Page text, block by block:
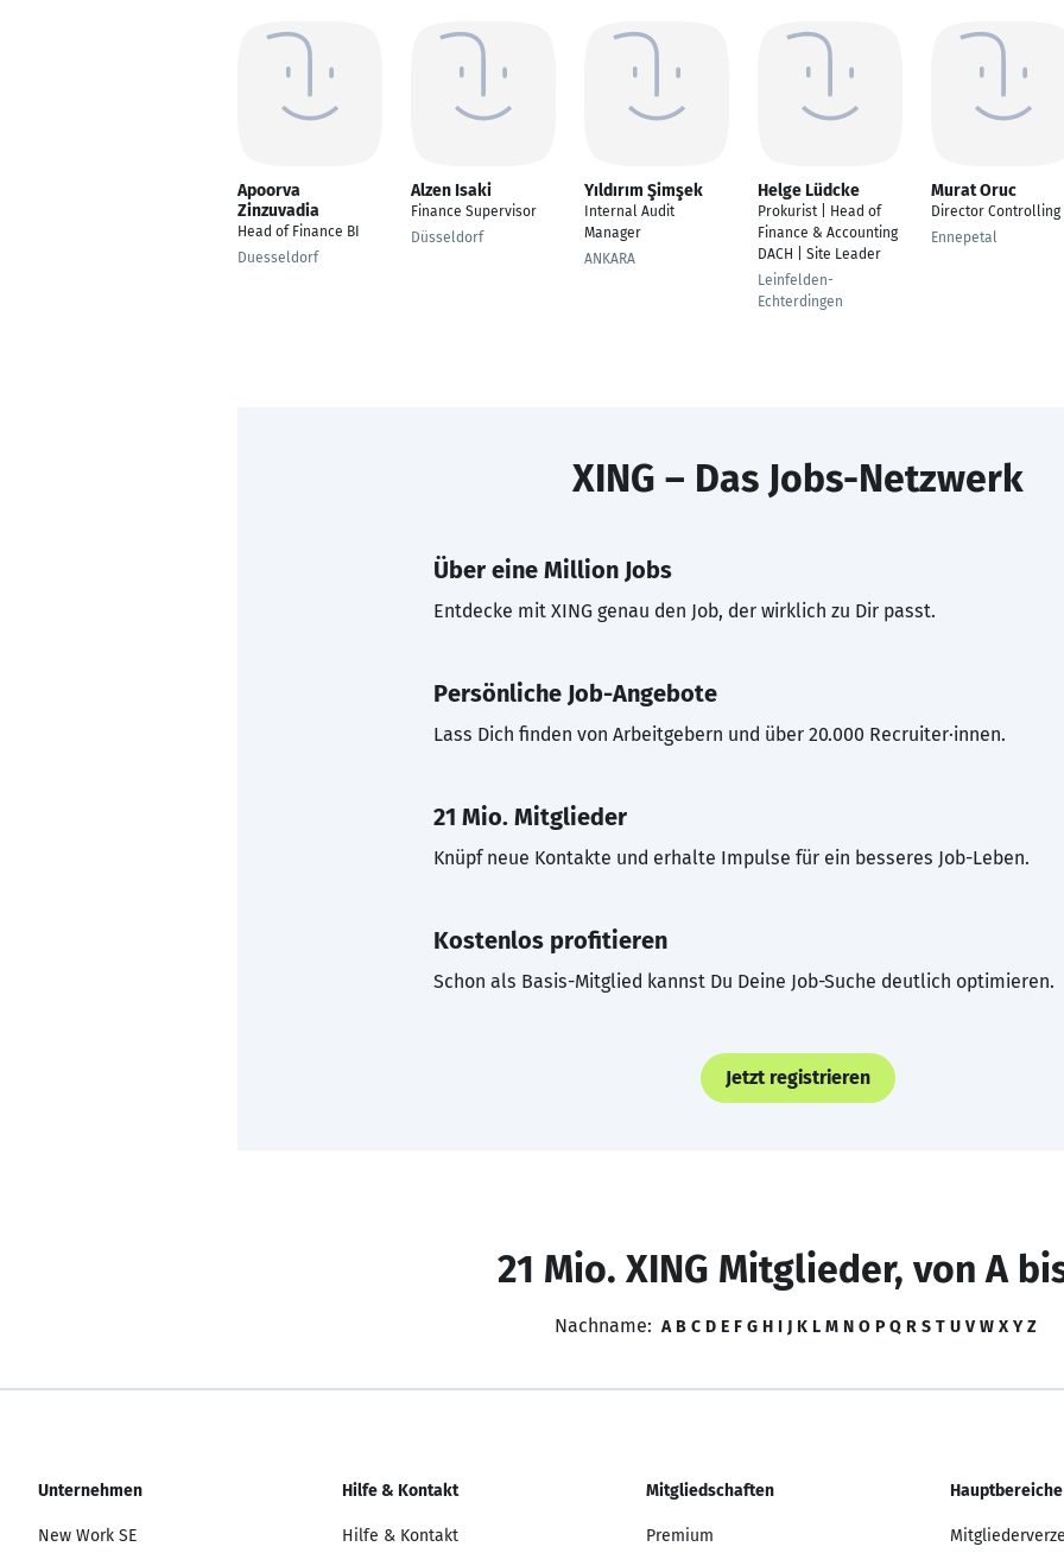
Apoorva
Zinzuvadia
Head of Finance BI
Duesseldorf
Alzen Isaki
Finance Supervisor
Düsseldorf
Yıldırım Şimşek
Internal Audit
Manager
ANKARA
Helge Lüdcke
Prokurist | Head of
Finance & Accounting
DACH | Site Leader
Leinfelden-
Echterdingen
Murat Oruc
Director Controlling
Ennepetal
XING – Das Jobs-Netzwerk
Über eine Million Jobs
Entdecke mit XING genau den Job, der wirklich zu Dir passt.
Persönliche Job-Angebote
Lass Dich finden von Arbeitgebern und über 20.000 Recruiter·innen.
21 Mio. Mitglieder
Knüpf neue Kontakte und erhalte Impulse für ein besseres Job-Leben.
Kostenlos profitieren
Schon als Basis-Mitglied kannst Du Deine Job-Suche deutlich optimieren.
Jetzt registrieren
21 Mio. XING Mitglieder, von A
Nachname: A B C D E F G H I J K L M N O P Q R S T U V W X Y Z
Unternehmen
New Work SE
Hilfe & Kontakt
Hilfe & Kontakt
Mitgliedschaften
Premium
Hauptbereiche